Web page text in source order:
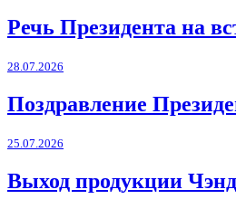
Речь Президента на
28.07.2026
Поздравление
25.07.2026
Выход продукции